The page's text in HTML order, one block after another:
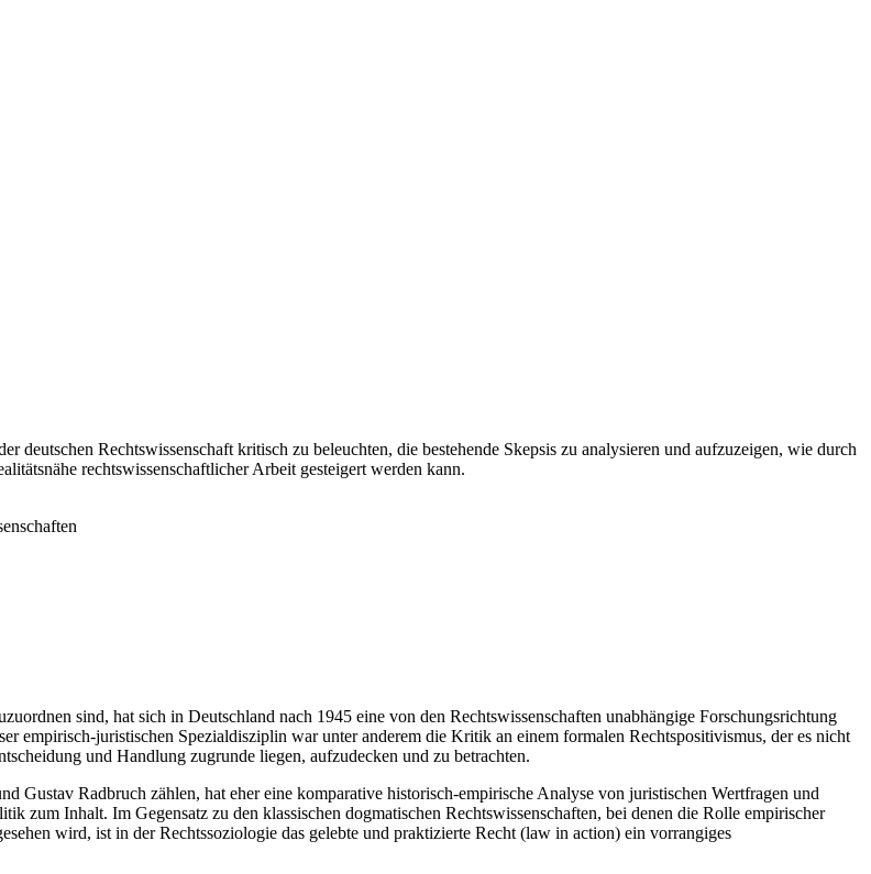
deutschen Rechtswissenschaft kritisch zu beleuchten, die bestehende Skepsis zu analysieren und aufzuzeigen, wie durch
rechtswissenschaftlicher Arbeit gesteigert werden kann.
sind, hat sich in Deutschland nach 1945 eine von den Rechtswissenschaften unabhängige Forschungsrichtung
empirisch-juristischen Spezialdisziplin war unter anderem die Kritik an einem formalen Rechtspositivismus, der es nicht
und Handlung zugrunde liegen, aufzudecken und zu betrachten.
Gustav Radbruch zählen, hat eher eine komparative historisch-empirische Analyse von juristischen Wertfragen und
zum Inhalt. Im Gegensatz zu den klassischen dogmatischen Rechtswissenschaften, bei denen die Rolle empirischer
wird, ist in der Rechtssoziologie das gelebte und praktizierte Recht (law in action) ein vorrangiges